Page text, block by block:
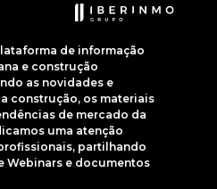
de informação
e construção
as novidades e
construção, os materiais
de mercado da
uma atenção
partilhando
Webinars e documentos